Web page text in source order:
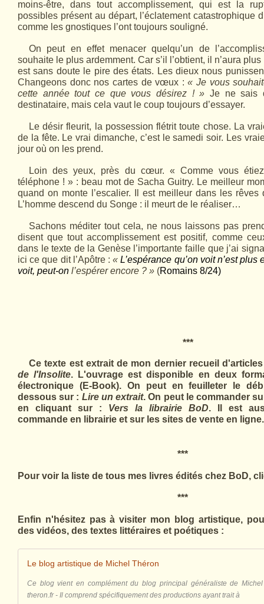
moins-être, dans tout accomplis­sement, qui est la
possibles présent au départ, l’éclatement catastrophi­que
comme les gnostiques l’ont toujours souligné.
On peut en effet menacer quelqu’un de
souhaite le plus ardemment. Car s’il l’obtient, il n’aura
est sans doute le pire des états. Les dieux nous
Changeons donc nos cartes de vœux :« Je vous
cette année tout ce que vous désirez ! » Je ne sais
destinataire, mais cela vaut le coup toujours d’essayer.
Le désir fleurit, la possession flétrit toute chose. La
de la fête. Le vrai dimanche, c’est le samedi soir. Les
jour où on les prend.
Loin des yeux, près du cœur. « Comme vous
téléphone ! » : beau mot de Sacha Guitry. Le meilleur
quand on monte l’escalier. Il est meilleur dans les rêves
L’homme descend du Songe : il meurt de le réaliser…
Sachons méditer tout cela, ne nous laissons pas
disent que tout accomplissement est positif, comme
dans le texte de la Genèse l’importante faille que j’ai
ici ce que dit l’Apôtre :«L’espérance qu’on voit n’est plus
voit, peut-on l’espérer encore ? » (Romains 8/24)
***
Ce texte est extrait de mon dernier recueil
de l'Insolite. L'ouvrage est disponible en deux
électronique (E-Book). On peut en feuilleter le
dessous sur : Lire un extrait. On peut le commander
en cliquant sur : Vers la librairie BoD. Il est
commande en librairie et sur les sites de vente en ligne.
***
Pour voir la liste de tous mes livres édités chez BoD,
***
Enfin n'hésitez pas à visiter mon blog artistique,
des vidéos, des textes littéraires et poétiques :
Le blog artistique de Michel Théron
Ce blog vient en complément du blog principal généraliste de
theron.fr - Il comprend spécifiquement des productions ayant trait à